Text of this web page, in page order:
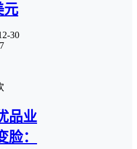
元
30
品业
脸：